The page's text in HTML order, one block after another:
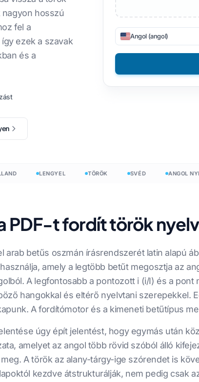
fordítása
le a JSON-t
fordító
szószám
szószám
DOCX-ről TXT-re
EPUB to PDF
Vietnami
Olasz
Fényesít
Filippínó
Finn
Bolgár
Magyar
hosszú
fel a
ezek a szavak
és a
Angol (angol)
LENGYEL TÖRÖK SVÉD ANGOL NYELV
PDF-t fordít török
arab betűs oszmán írásrendszerét latin alapú
amely a legtöbb betűt megosztja az
A legfontosabb a pontozott i (i/I) és a
hangokkal és eltérő nyelvtani szerepekkel.
A fordítómotor és a kimeneti betűtípus
úgy épít jelentést, hogy egymás után
amelyet az angol több rövid szóból álló
A török az alany-tárgy-ige szórendet is
kezdve átstrukturálják, nem pedig csak